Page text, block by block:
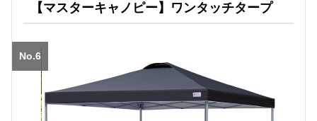
【マスターキャノピー】ワンタッチタープ
No.6